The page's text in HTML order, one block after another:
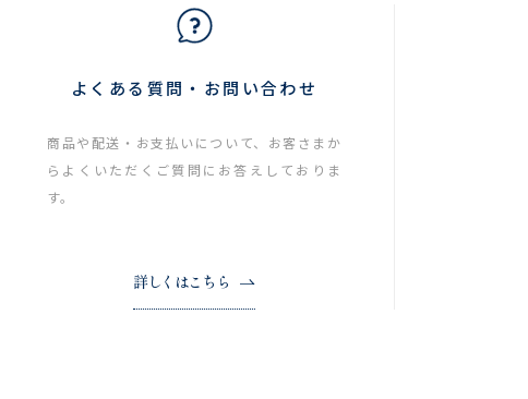
よくある質問・お問い合わせ
商品や配送・お支払いについて、お客さまか
らよくいただくご質問にお答えしておりま
す。
詳しくはこちら